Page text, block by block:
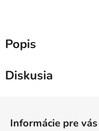
Popis
Diskusia
Informácie pre vás